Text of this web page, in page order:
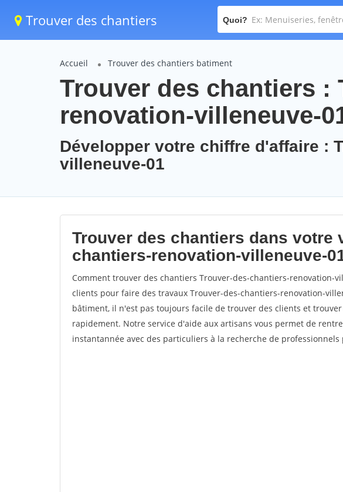
Trouver des chantiers Quoi?
Accueil Trouver des chantiers batiment
Trouver des chantiers :
renovation-villeneuve-
Développer votre chiffre d'affaire :
villeneuve-01
Trouver des chantiers dans votre
chantiers-renovation-villeneuve-
Comment trouver des chantiers Trouver-des-chantiers-renovation-
clients pour faire des travaux Trouver-des-chantiers-renovation-
bâtiment, il n'est pas toujours facile de trouver des clients et
rapidement. Notre service d'aide aux artisans vous permet de
instantannée avec des particuliers à la recherche de